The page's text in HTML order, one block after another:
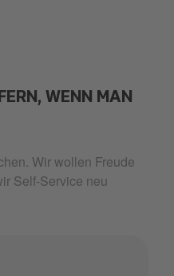
WENN MAN
Wir wollen Freude
Self-Service neu